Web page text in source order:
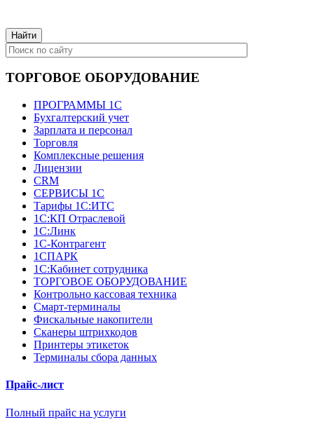
ТОРГОВОЕ ОБОРУДОВАНИЕ
ПРОГРАММЫ 1С
Бухгалтерский учет
Зарплата и персонал
Торговля
Комплексные решения
Лицензии
CRM
СЕРВИСЫ 1С
Тарифы 1С:ИТС
1С:КП Отраслевой
1С:Линк
1С-Контрагент
1СПАРК
1С:Кабинет сотрудника
ТОРГОВОЕ ОБОРУДОВАНИЕ
Контрольно кассовая техника
Смарт-терминалы
Фискальные накопители
Сканеры штрихкодов
Принтеры этикеток
Терминалы сбора данных
Прайс-лист
Полный прайс на услуги